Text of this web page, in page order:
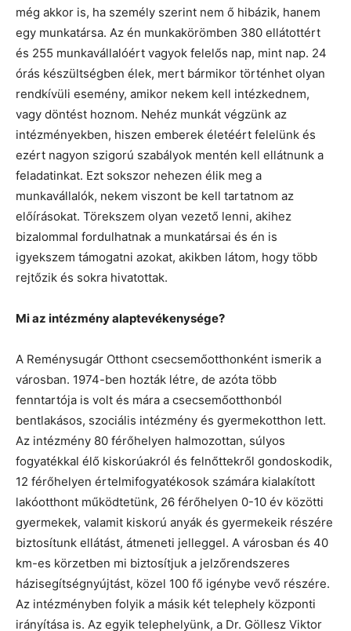
még akkor is, ha személy szerint nem ő hibázik, hanem
egy munkatársa. Az én munkakörömben 380 ellátottért
és 255 munkavállalóért vagyok felelős nap, mint nap. 24
órás készültségben élek, mert bármikor történhet olyan
rendkívüli esemény, amikor nekem kell intézkednem,
vagy döntést hoznom. Nehéz munkát végzünk az
intézményekben, hiszen emberek életéért felelünk és
ezért nagyon szigorú szabályok mentén kell ellátnunk a
feladatinkat. Ezt sokszor nehezen élik meg a
munkavállalók, nekem viszont be kell tartatnom az
előírásokat. Törekszem olyan vezető lenni, akihez
bizalommal fordulhatnak a munkatársai és én is
igyekszem támogatni azokat, akikben látom, hogy több
rejtőzik és sokra hivatottak.
Mi az intézmény alaptevékenysége?
A Reménysugár Otthont csecsemőotthonként ismerik a
városban. 1974-ben hozták létre, de azóta több
fenntartója is volt és mára a csecsemőotthonból
bentlakásos, szociális intézmény és gyermekotthon lett.
Az intézmény 80 férőhelyen halmozottan, súlyos
fogyatékkal élő kiskorúakról és felnőttekről gondoskodik,
12 férőhelyen értelmifogyatékosok számára kialakított
lakóotthont működtetünk, 26 férőhelyen 0-10 év közötti
gyermekek, valamit kiskorú anyák és gyermekeik részére
biztosítunk ellátást, átmeneti jelleggel. A városban és 40
km-es körzetben mi biztosítjuk a jelzőrendszeres
házisegítségnyújtást, közel 100 fő igénybe vevő részére.
Az intézményben folyik a másik két telephely központi
irányítása is. Az egyik telephelyünk, a Dr. Göllesz Viktor